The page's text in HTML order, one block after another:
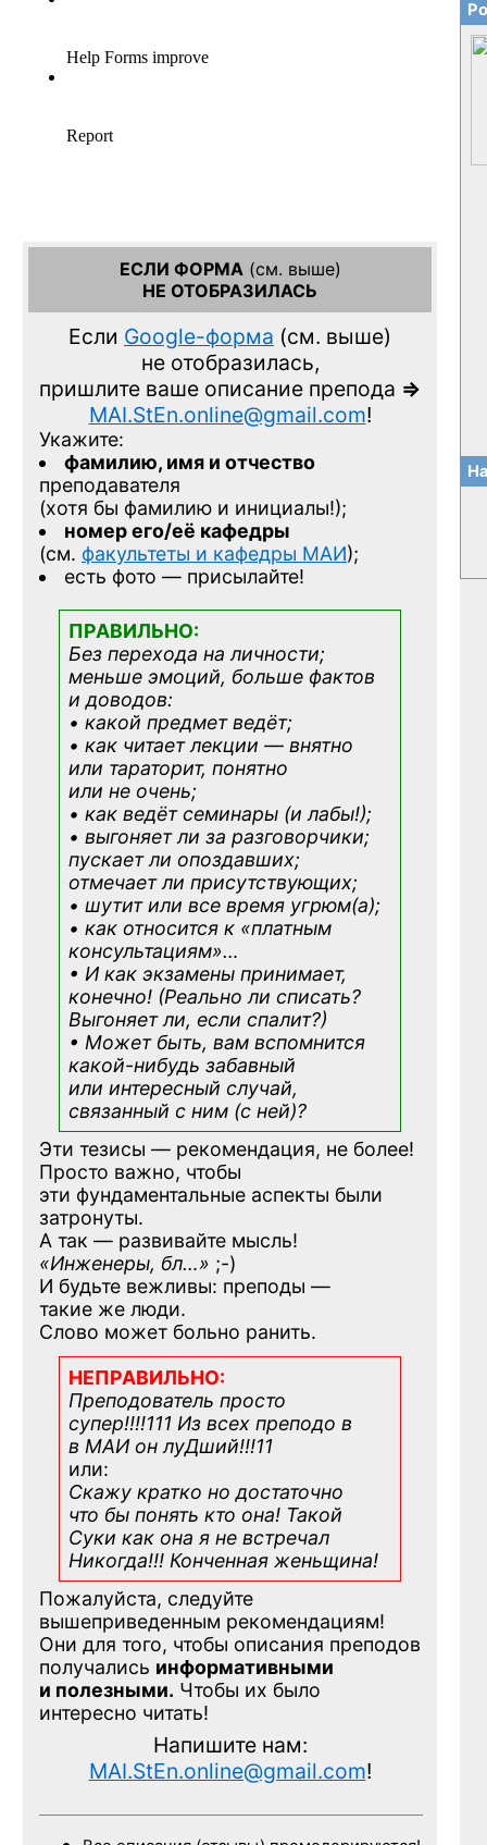
ЕСЛИ ФОРМА(см. выше)
НЕ ОТОБРАЗИЛАСЬ
Если Google-форма (см. выше)
не отобразилась,
пришлите ваше описание препода =>
MAI.StEn.online@gmail.com!
Укажите:
фамилию, имя и отчество
преподавателя
(хотя бы фамилию и инициалы!);
номер его/её кафедры
(см. факультеты и кафедры МАИ);
есть фото — присылайте!
ПРАВИЛЬНО:
Без перехода на личности;
меньше эмоций, больше фактов
и доводов:
• какой предмет ведёт;
• как читает лекции — внятно
или тараторит, понятно
или не очень;
• как ведёт семинары (и лабы!);
• выгоняет ли за разговорчики;
пускает ли опоздавших;
отмечает ли присутствующих;
• шутит или все время угрюм(а);
• как относится к «платным
консультациям»…
• И как экзамены принимает,
конечно! (Реально ли списать?
Выгоняет ли, если спалит?)
• Может быть, вам вспомнится
какой-нибудь забавный
или интересный случай,
связанный с ним (с ней)?
Эти тезисы — рекомендация, не более!
Просто важно, чтобы
эти фундаментальные аспекты были
затронуты.
А так — развивайте мысль!
«Инженеры, бл…» ;-)
И будьте вежливы: преподы —
такие же люди.
Слово может больно ранить.
НЕПРАВИЛЬНО:
Преподователь просто
супер!!!!111 Из всех преподо в
в МАИ он луДший!!!11
или:
Скажу кратко но достаточно
что бы понять кто она! Такой
Суки как она я не встречал
Никогда!!! Конченная женьщина!
Пожалуйста, следуйте
вышеприведенным рекомендациям!
Они для того, чтобы описания преподов
получались информативными
и полезными. Чтобы их было
интересно читать!
Напишите нам:
MAI.StEn.online@gmail.com!